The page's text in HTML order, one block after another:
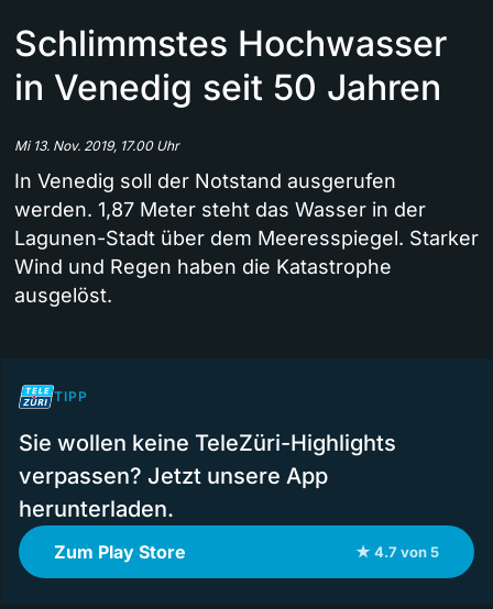
Schlimmstes Hochwasser
in Venedig seit 50 Jahren
Mi 13. Nov. 2019, 17.00 Uhr
In Venedig soll der Notstand ausgerufen
werden. 1,87 Meter steht das Wasser in der
Lagunen-Stadt über dem Meeresspiegel. Starker
Wind und Regen haben die Katastrophe
ausgelöst.
TIPP
Sie wollen keine TeleZüri-Highlights
verpassen? Jetzt unsere App
herunterladen.
Zum Play Store ★ 4.7 von 5